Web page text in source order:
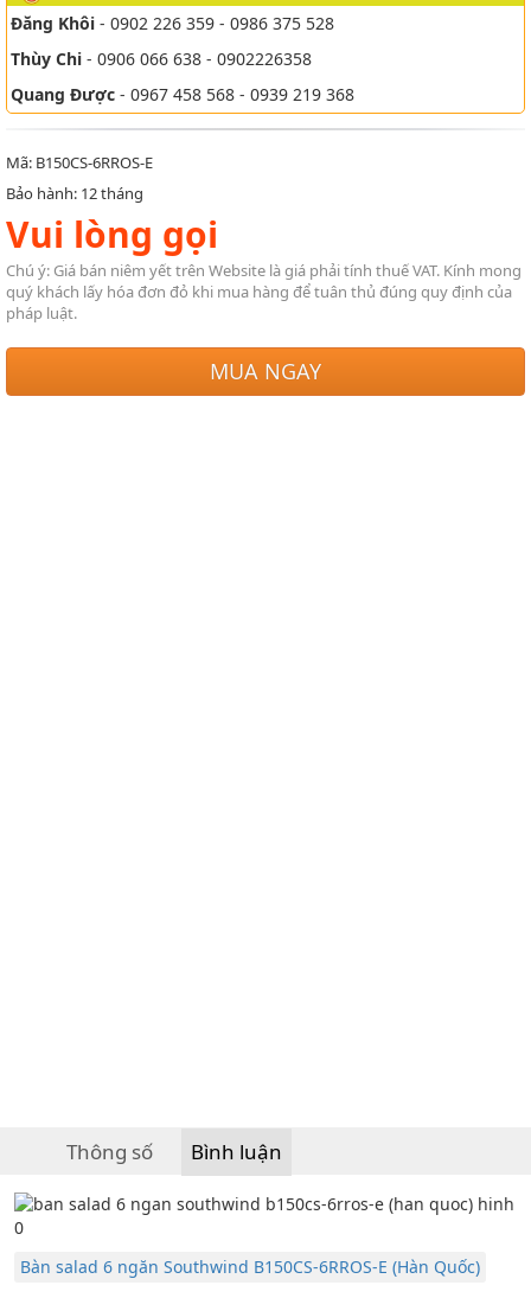
Đăng Khôi - 0902 226 359 - 0986 375 528
Thùy Chi - 0906 066 638 - 0902226358
Quang Được - 0967 458 568 - 0939 219 368
Mã: B150CS-6RROS-E
Bảo hành: 12 tháng
Vui lòng gọi
Chú ý: Giá bán niêm yết trên Website là giá phải tính thuế VAT. Kính mong
quý khách lấy hóa đơn đỏ khi mua hàng để tuân thủ đúng quy định của
pháp luật.
MUA NGAY
Thông số Bình luận
Bàn salad 6 ngăn Southwind B150CS-6RROS-E (Hàn Quốc)